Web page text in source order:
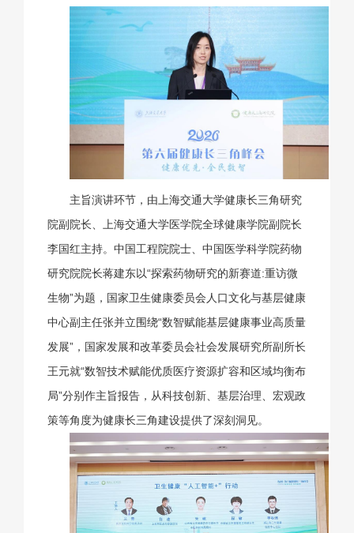
主旨演讲环节，由上海交通大学健康长三角研究
院副院长、上海交通大学医学院全球健康学院副院长
李国红主持。中国工程院院士、中国医学科学院药物
研究院院长蒋建东以“探索药物研究的新赛道:重访微
生物”为题，国家卫生健康委员会人口文化与基层健康
中心副主任张并立围绕“数智赋能基层健康事业高质量
发展”，国家发展和改革委员会社会发展研究所副所长
王元就“数智技术赋能优质医疗资源扩容和区域均衡布
局”分别作主旨报告，从科技创新、基层治理、宏观政
策等角度为健康长三角建设提供了深刻洞见。